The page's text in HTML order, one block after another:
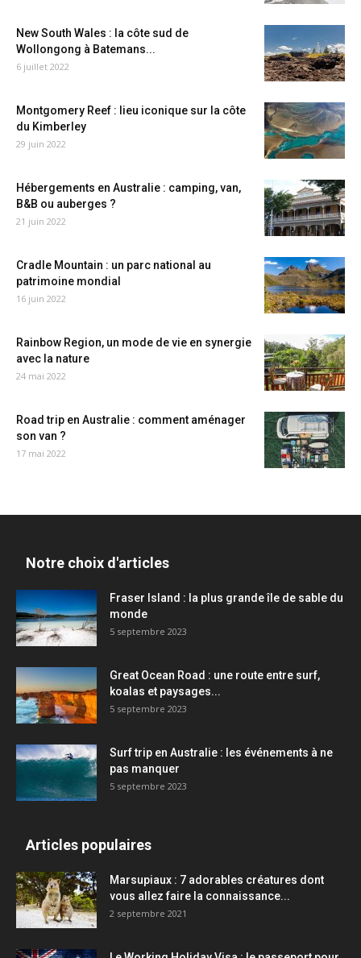
New South Wales : la côte sud de
Wollongong à Batemans...
6 juillet 2022
Montgomery Reef : lieu iconique sur la côte
du Kimberley
29 juin 2022
Hébergements en Australie : camping, van,
B&B ou auberges ?
21 juin 2022
Cradle Mountain : un parc national au
patrimoine mondial
16 juin 2022
Rainbow Region, un mode de vie en synergie
avec la nature
24 mai 2022
Road trip en Australie : comment aménager
son van ?
17 mai 2022
Notre choix d'articles
Fraser Island : la plus grande île de sable du
monde
5 septembre 2023
Great Ocean Road : une route entre surf,
koalas et paysages...
5 septembre 2023
Surf trip en Australie : les événements à ne
pas manquer
5 septembre 2023
Articles populaires
Marsupiaux : 7 adorables créatures dont
vous allez faire la connaissance...
2 septembre 2021